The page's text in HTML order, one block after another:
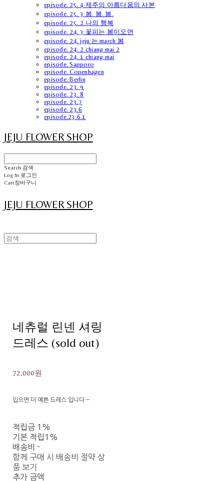
episode. 25. 4 제주의 아름다움의 사본
episode. 25. 3 봄. 봄. 봄.
episode. 25. 2 나의 행복
episode. 24. 3 꽃피는 봄이오면
episode. 24. jeju 는 march 봄
episode. 24. 2 chiang mai 2
episode. 24. 1 chiang mai
episode. Sapporo
episode. Copenhagen
episode. Berlin
episode. 23. 9
episode. 23. 8
episode. 23.7
episode. 23.6
episode.23.6.1
JEJU FLOWER SHOP
Search 검색
Log In 로그인
Cart장바구니
JEJU FLOWER SHOP
네츄럴 린넨 셔링
드레스 (sold out)
72,000원
입으면 더 예쁜 드레스 입니다 ~
적립금 1%
기본 적립 1%
배송비 -
함께 구매 시 배송비 절약 상
품 보기
추가 금액